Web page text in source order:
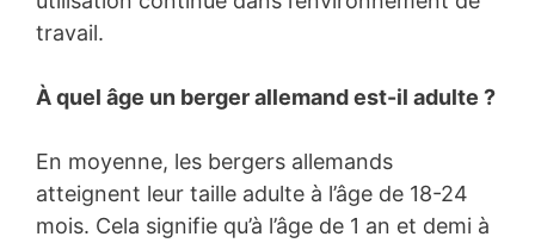
travail.
À quel âge un berger allemand est-il adulte ?
En moyenne, les bergers allemands
atteignent leur taille adulte à l’âge de 18-24
mois. Cela signifie qu’à l’âge de 1 an et demi à